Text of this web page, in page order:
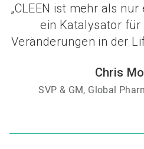
„CLEEN ist mehr als
ein Katalysator
Veränderungen in der
Chris
SVP & GM, Global